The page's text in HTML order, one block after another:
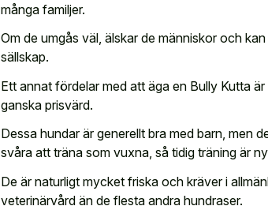
många familjer.
Om de umgås väl, älskar de människor och
sällskap.
Ett annat fördelar med att äga en Bully Kutta
ganska prisvärd.
Dessa hundar är generellt bra med barn, men
svåra att träna som vuxna, så tidig träning är
De är naturligt mycket friska och kräver i
veterinärvård än de flesta andra hundraser.